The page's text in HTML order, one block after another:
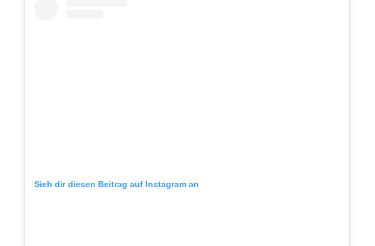
Sieh dir diesen Beitrag auf Instagram an